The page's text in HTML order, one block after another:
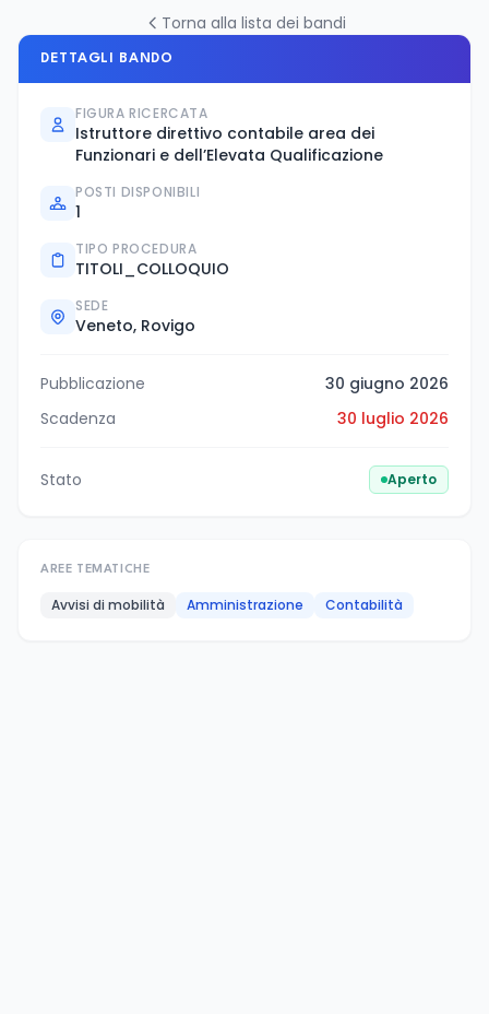
Torna alla lista dei bandi
DETTAGLI BANDO
FIGURA RICERCATA
Istruttore direttivo contabile area dei
Funzionari e dell’Elevata Qualificazione
POSTI DISPONIBILI
1
TIPO PROCEDURA
TITOLI_COLLOQUIO
SEDE
Veneto, Rovigo
Pubblicazione
30 giugno 2026
Scadenza
30 luglio 2026
Stato Aperto
AREE TEMATICHE
Avvisi di mobilità Amministrazione Contabilità